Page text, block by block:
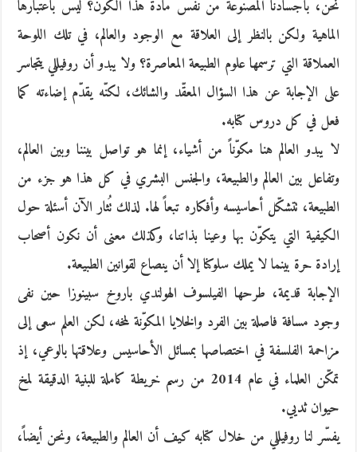
نحن، بأجسادنا المصنوعة من نفس مادة هذا الكون؟ ليس باعتبارها
الماهية ولكن بالنظر إلى العلاقة مع الوجود والعالم، في تلك اللوحة
العملاقة التي ترسمها علوم الطبيعة المعاصرة؟ ولا يبدو أن روفيللي يتجاسر
على الإجابة عن هذا السؤال المعقّد والشائك، لكنّه يقدّم إضاءته كما
فعل في كل دروس كتابه.
لا يبدو العالم هنا مكوّناً من أشياء، إنما هو تواصل بيننا وبين العالم،
وتفاعل بين العالم والطبيعة، والجنس البشري في كل هذا هو جزء من
الطبيعة، تتشكّل أحاسيسه وأفكاره تبعاً لها. لذلك تُثار الآن أسئلة حول
الكيفية التي يتكوّن بها وعينا بذاتنا، وكذلك معنى أن نكون أصحاب
إرادة حرة بينما لا يملك سلوكنا إلا أن ينصاع لقوانين الطبيعة.
الإجابة قديمة، طرحها الفيلسوف الهولندي باروخ سبينوزا حين نفى
وجود مسافة فاصلة بين الفرد والخلايا المكوّنة لمخه، لكن العلم سعى إلى
مزاحمة الفلسفة في اختصاصها بمسائل الأحاسيس وعلاقتها بالوعي، إذ
تمكّن العلماء في عام 2014 من رسم خريطة كاملة للبنية الدقيقة لمخ
حيوان ثديي.
يفسّر لنا روفيللي من خلال كتابه كيف أن العالم والطبيعة، ونحن أيضاً،